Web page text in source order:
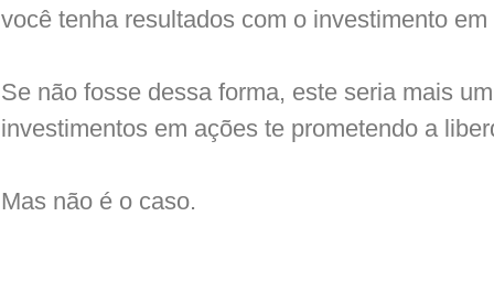
você tenha resultados com o investimento em
Se não fosse dessa forma, este seria mais
investimentos em ações te prometendo a
Mas não é o caso.